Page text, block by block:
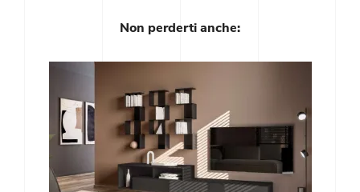
Non perderti anche: